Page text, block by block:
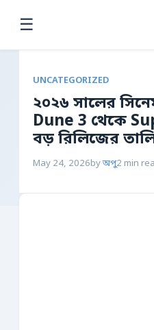
☰
UNCATEGORIZED
২০২৬ সালের
Dune 3 থেকে
বড় রিলিজের
May 24, 2026byঅপু2 min